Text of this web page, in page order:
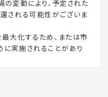
の変動により、予定された
される可能性がございま
大化するため、または市
実施されることがあり